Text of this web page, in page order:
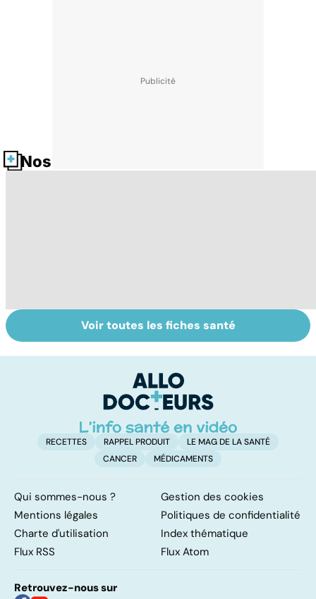
Nos fiches santé
osseuse : des
Post-partum : un
bouleversement
naissance
Voir toutes les fiches santé
RECETTES RAPPEL PRODUIT
LE MAG DE LA SANTÉ
CANCER
MÉDICAMENTS
Qui sommes-nous ?
Gestion des cookies
Mentions légales
Politiques de confidentialité
Charte d'utilisation
Index thématique
Flux RSS
Flux Atom
Retrouvez-nous sur